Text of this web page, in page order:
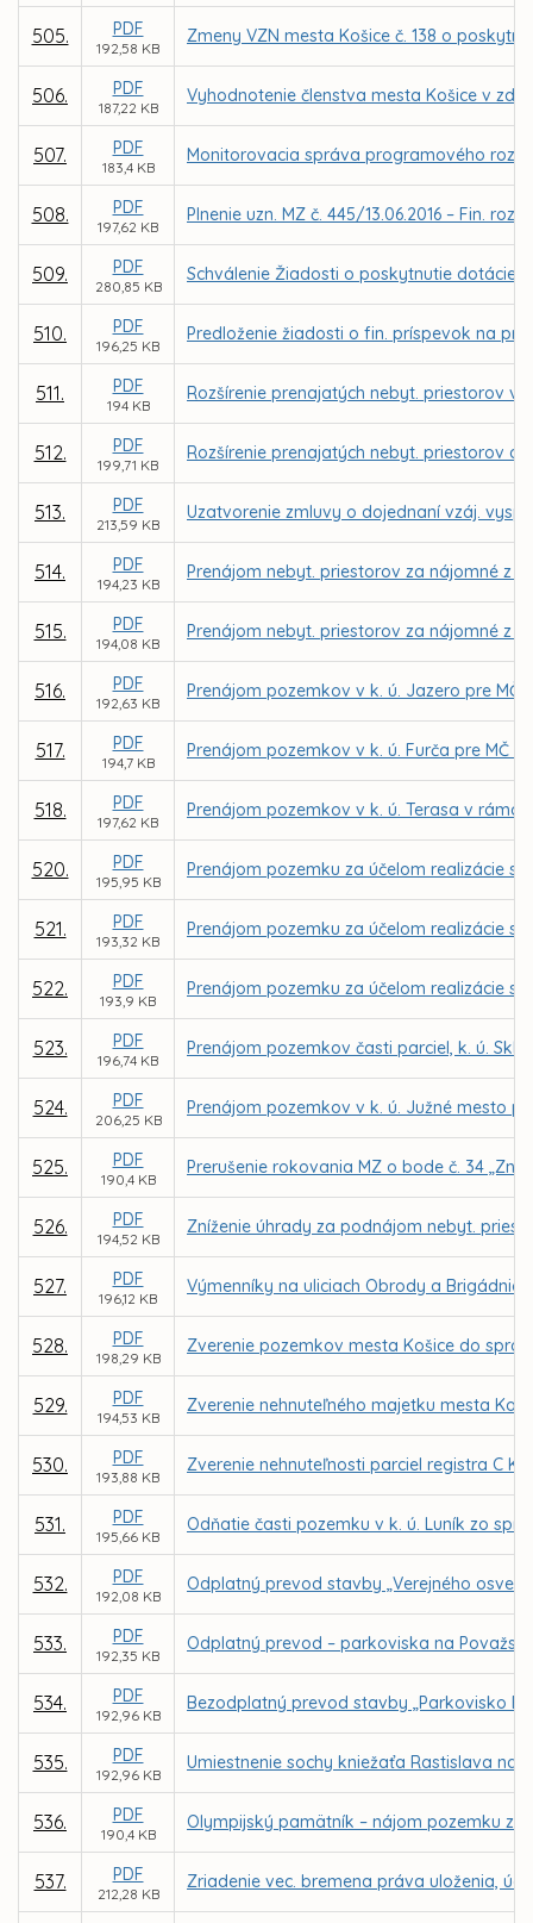
505. PDF
192,58 KB
Zmeny VZN mesta Košice č. 138 o
506. PDF
187,22 KB
Vyhodnotenie členstva mesta Košice v
507. PDF
183,4 KB
Monitorovacia správa programového
508. PDF
197,62 KB
Plnenie uzn. MZ č. 445/13.06.2016 – Fin.
509. PDF
280,85 KB
Schválenie Žiadosti o poskytnutie dotácie
510. PDF
196,25 KB
Predloženie žiadosti o fin. príspevok na
511. PDF
194 KB
Rozšírenie prenajatých nebyt. priestorov v
512. PDF
199,71 KB
Rozšírenie prenajatých nebyt. priestorov a
513. PDF
213,59 KB
Uzatvorenie zmluvy o dojednaní vzáj.
514. PDF
194,23 KB
Prenájom nebyt. priestorov za nájomné z
515. PDF
194,08 KB
Prenájom nebyt. priestorov za nájomné z
516. PDF
192,63 KB
Prenájom pozemkov v k. ú. Jazero pre
517. PDF
194,7 KB
Prenájom pozemkov v k. ú. Furča pre MČ
518. PDF
197,62 KB
Prenájom pozemkov v k. ú. Terasa v rámci
520. PDF
195,95 KB
Prenájom pozemku za účelom realizácie
521. PDF
193,32 KB
Prenájom pozemku za účelom realizácie
522. PDF
193,9 KB
Prenájom pozemku za účelom realizácie
523. PDF
196,74 KB
Prenájom pozemkov časti parciel, k. ú.
524. PDF
206,25 KB
Prenájom pozemkov v k. ú. Južné mesto
525. PDF
190,4 KB
Prerušenie rokovania MZ o bode č. 34
526. PDF
194,52 KB
Zníženie úhrady za podnájom nebyt.
527. PDF
196,12 KB
Výmenníky na uliciach Obrody a
528. PDF
198,29 KB
Zverenie pozemkov mesta Košice do
529. PDF
194,53 KB
Zverenie nehnuteľného majetku mesta
530. PDF
193,88 KB
Zverenie nehnuteľnosti parciel registra C
531. PDF
195,66 KB
Odňatie časti pozemku v k. ú. Luník zo
532. PDF
192,08 KB
Odplatný prevod stavby „Verejného
533. PDF
192,35 KB
Odplatný prevod – parkoviska na
534. PDF
192,96 KB
Bezodplatný prevod stavby „Parkovisko
535. PDF
192,96 KB
Umiestnenie sochy kniežaťa Rastislava na
536. PDF
190,4 KB
Olympijský pamätník – nájom pozemku z
537. PDF
212,28 KB
Zriadenie vec. bremena práva uloženia,